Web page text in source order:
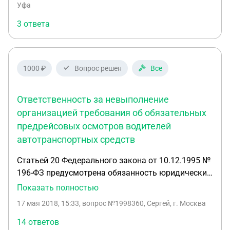
Уфа
3 ответа
1000 ₽ Вопрос решен Все
Ответственность за невыполнение
организацией требования об обязательных
предрейсовых осмотров водителей
автотранспортных средств
Статьей 20 Федерального закона от 10.12.1995 №
196-ФЗ предусмотрена обязанность юридических
лиц организовывать прохождение водителями
предрейсовых медицинских осмотров. Какова
ответственность организации и должностных лиц
Показать полностью
17 мая 2018, 15:33, вопрос №1998360, Сергей, г. Москва
14 ответов